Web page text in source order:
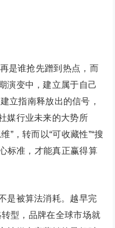
是谁抢先蹭到热点，而
演变中，建立属于自己
立指南释放出的信号，
媒行业未来的大势所
”，转而以“可收藏性”“搜
标准，才能真正赢得算
是被算法消耗。越早完
转型，品牌在全球市场就